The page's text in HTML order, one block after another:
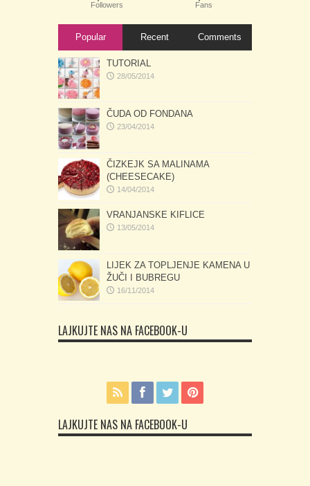
Followers Fans
Popular Recent Comments
TUTORIAL
28/05/2014
ČUDA OD FONDANA
23/04/2014
ČIZKEJK SA MALINAMA
(CHEESECAKE)
14/04/2014
VRANJANSKE KIFLICE
13/05/2014
LIJEK ZA TOPLJENJE KAMENA U
ŽUČI I BUBREGU
16/11/2014
LAJKUJTE NAS NA FACEBOOK-U
LAJKUJTE NAS NA FACEBOOK-U